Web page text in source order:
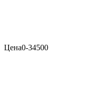
Цена0-34500